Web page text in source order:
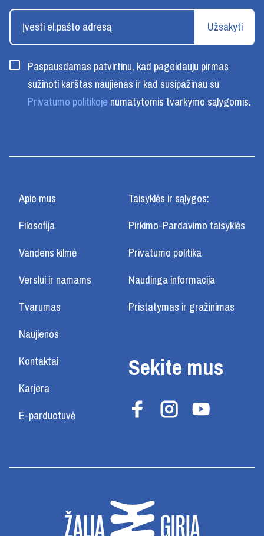
Užsakyti
Paspausdamas patvirtinu, kad pageidauju pirmas
sužinoti karštas naujienas ir kad susipažinau su
Privatumo politikojenumatytomis tvarkymo sąlygomis.
Apie mus
Filosofija
Vandens kilmė
Verslui ir namams
Tvarumas
Naujienos
Kontaktai
Karjera
E-parduotuvė
Taisyklės ir sąlygos:
Pirkimo-Pardavimo taisyklės
Privatumo politika
Naudinga informacija
Pristatymas ir gražinimas
Sekite mus